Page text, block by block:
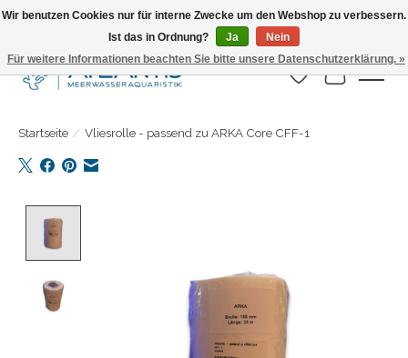
Täglicher Versand. Bestelle bis 15.00 Uhr
Wunschzettel
Ihr
Startseite / Vliesrolle - passend zu ARKA Core CFF-1
Wir benutzen Cookies nur für interne Zwecke um den Webshop zu verbessern.
Ist das in Ordnung?
Ja
Nein
Für weitere Informationen beachten Sie bitte unsere Datenschutzerklärung. »